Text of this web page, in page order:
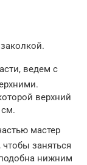
ведем с
верхний
мастер
заняться
нижним